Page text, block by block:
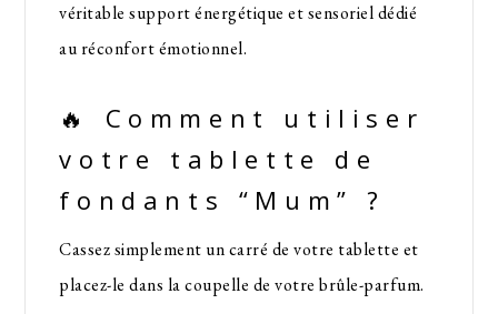
véritable support énergétique et sensoriel dédié
au réconfort émotionnel.
🔥 Comment utiliser
votre tablette de
fondants “Mum” ?
Cassez simplement un carré de votre tablette et
placez-le dans la coupelle de votre brûle-parfum.